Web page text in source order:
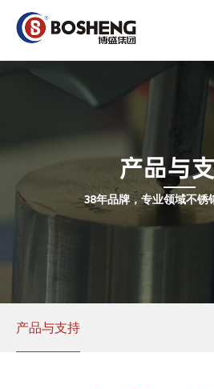
产品与
38年品牌，专业领域不锈
产品与支持